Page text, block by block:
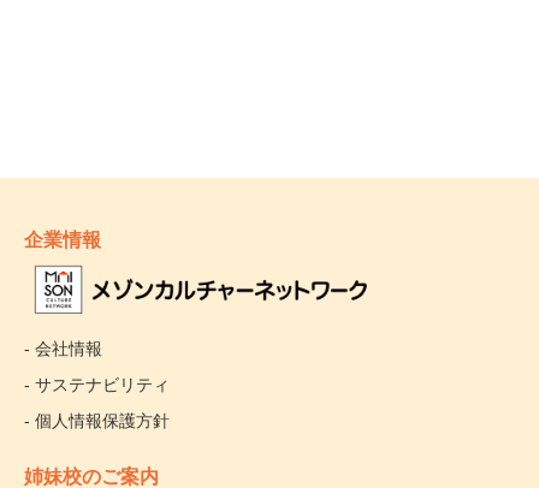
企業情報
- 会社情報
- サステナビリティ
- 個人情報保護方針
姉妹校のご案内